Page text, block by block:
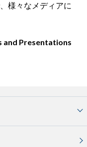
様々なメディアに
and Presentations